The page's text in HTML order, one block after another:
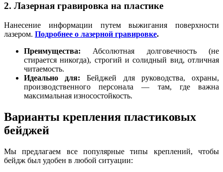
2. Лазерная гравировка на пластике
Нанесение информации путем выжигания поверхности
лазером. Подробнее о лазерной гравировке.
Преимущества: Абсолютная долговечность (не
стирается никогда), строгий и солидный вид, отличная
читаемость.
Идеально для: Бейджей для руководства, охраны,
производственного персонала — там, где важна
максимальная износостойкость.
Варианты крепления пластиковых
бейджей
Мы предлагаем все популярные типы креплений, чтобы
бейдж был удобен в любой ситуации: